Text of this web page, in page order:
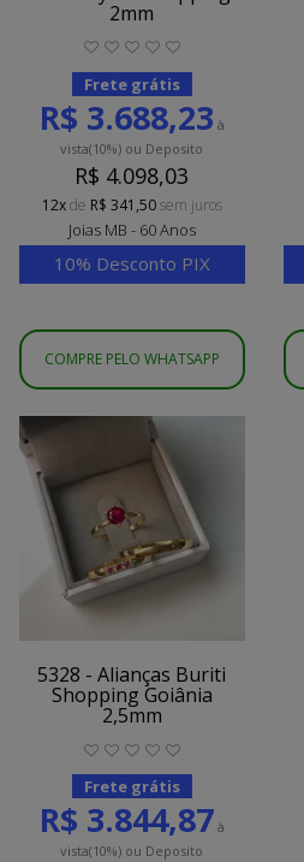
2mm
Frete grátis
R$ 3.688,23 à
vista(10%) ou Deposito
R$ 4.098,03
12xde R$ 341,50sem juros
Joias MB - 60 Anos
10% Desconto PIX
COMPRE PELO WHATSAPP
5328 - Alianças Buriti
Shopping Goiânia
2,5mm
Frete grátis
R$ 3.844,87 à
vista(10%) ou Deposito